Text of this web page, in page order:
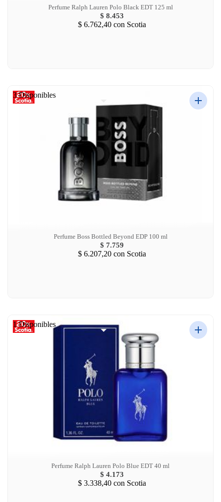
Perfume Ralph Lauren Polo Black EDT 125 ml
$ 8.453
$ 6.762,40 con Scotia
Perfume Boss Bottled Beyond EDP 100 ml
$ 7.759
$ 6.207,20 con Scotia
3 Disponibles
Perfume Ralph Lauren Polo Blue EDT 40 ml
$ 4.173
$ 3.338,40 con Scotia
1 Disponibles